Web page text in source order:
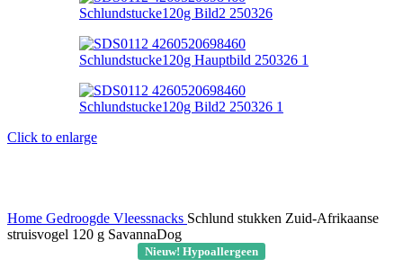
Click to enlarge
Home Gedroogde Vleessnacks Schlund stukken Zuid-Afrikaanse
struisvogel 120 g SavannaDog
Nieuw! Hypoallergeen